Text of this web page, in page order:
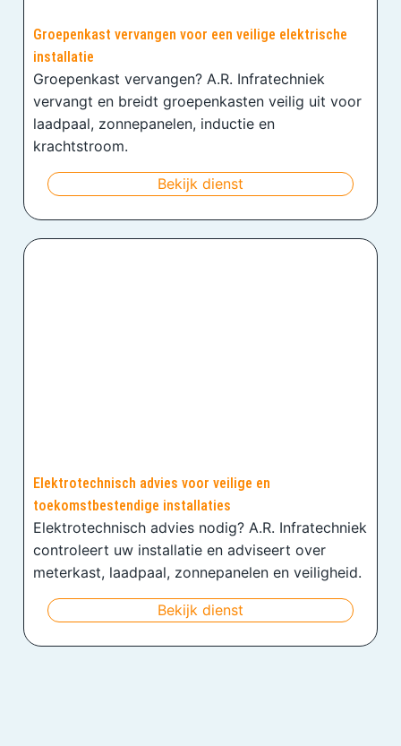
Groepenkast vervangen voor een veilige elektrische
installatie
Groepenkast vervangen? A.R. Infratechniek
vervangt en breidt groepenkasten veilig uit voor
laadpaal, zonnepanelen, inductie en
krachtstroom.
Bekijk dienst
Elektrotechnisch advies voor veilige en
toekomstbestendige installaties
Elektrotechnisch advies nodig? A.R. Infratechniek
controleert uw installatie en adviseert over
meterkast, laadpaal, zonnepanelen en veiligheid.
Bekijk dienst